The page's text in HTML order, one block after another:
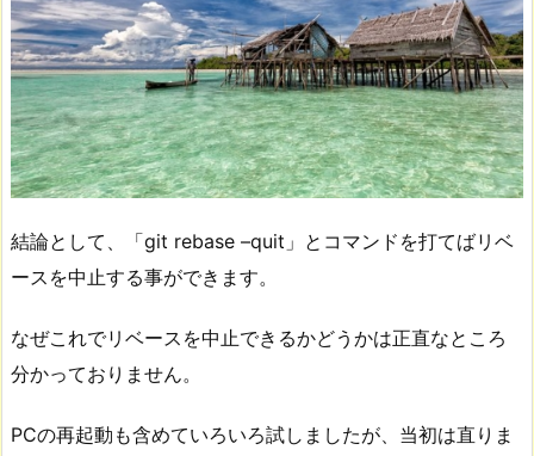
結論として、「git rebase –quit」とコマンドを打てばリベ
ースを中止する事ができます。
なぜこれでリベースを中止できるかどうかは正直なところ
分かっておりません。
PCの再起動も含めていろいろ試しましたが、当初は直りま